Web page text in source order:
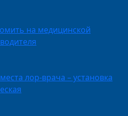
на медицинской
лор-врача – установка